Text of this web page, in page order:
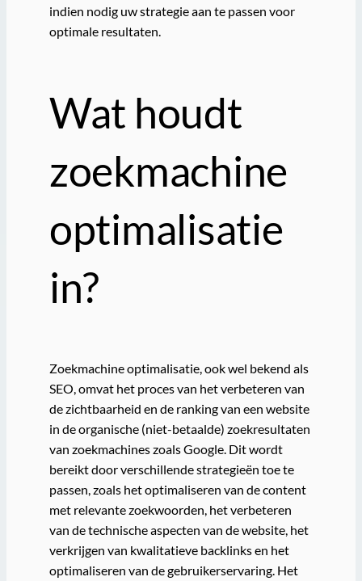
indien nodig uw strategie aan te passen voor
optimale resultaten.
Wat houdt
zoekmachine
optimalisatie
in?
Zoekmachine optimalisatie, ook wel bekend als
SEO, omvat het proces van het verbeteren van
de zichtbaarheid en de ranking van een website
in de organische (niet-betaalde) zoekresultaten
van zoekmachines zoals Google. Dit wordt
bereikt door verschillende strategieën toe te
passen, zoals het optimaliseren van de content
met relevante zoekwoorden, het verbeteren
van de technische aspecten van de website, het
verkrijgen van kwalitatieve backlinks en het
optimaliseren van de gebruikerservaring. Het